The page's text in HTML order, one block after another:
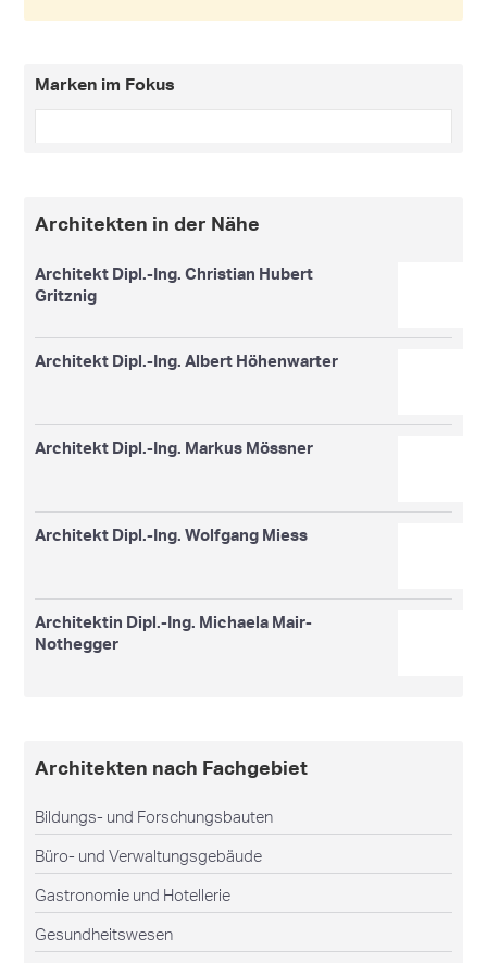
Marken im Fokus
Architekten in der Nähe
Architekt Dipl.-Ing. Christian Hubert
Gritznig
Architekt Dipl.-Ing. Albert Höhenwarter
Architekt Dipl.-Ing. Markus Mössner
Architekt Dipl.-Ing. Wolfgang Miess
Architektin Dipl.-Ing. Michaela Mair-
Nothegger
Architekten nach Fachgebiet
Bildungs- und Forschungsbauten
Büro- und Verwaltungsgebäude
Gastronomie und Hotellerie
Gesundheitswesen